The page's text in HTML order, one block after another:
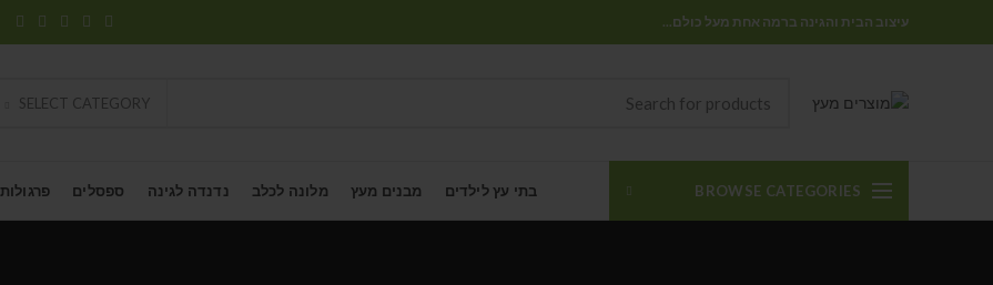
עיצוב הבית והגינה ברמה אחת מעל כולם...
SELECT CATEGORY
BROWSE CATEGORIES בתי עץ לילדים מבנים מעץ מלונה לכלב נדנדה לגינה ספסלים פרגולות